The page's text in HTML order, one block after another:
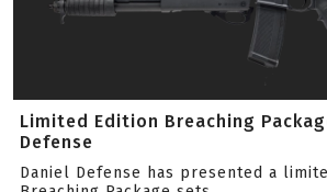
Limited Edition Breaching
Defense
Daniel Defense has presented a